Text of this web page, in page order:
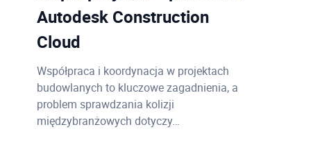
Autodesk Construction
Cloud
Współpraca i koordynacja w projektach
budowlanych to kluczowe zagadnienia, a
problem sprawdzania kolizji
międzybranżowych dotyczy…